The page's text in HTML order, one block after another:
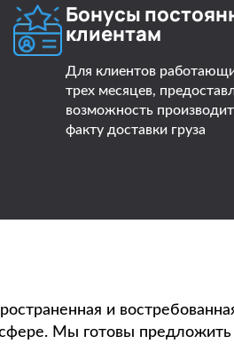
Бонусы
клиентам
Для клиентов
трех месяцев,
возможность
факту доставки груза
и
Мы готовы предложить